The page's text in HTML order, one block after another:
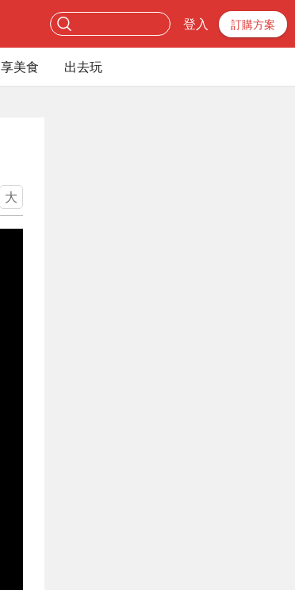
登入 訂購方案
享美食 出去玩
大